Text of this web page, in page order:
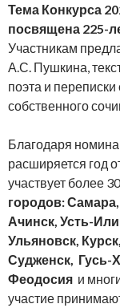
Тема Конкурса
посвящена 225-
Участникам
А.С. Пушкина,
поэта и
собственного
Благодаря
расширяется год
участвует более
городов:
Ачинск, Усть-
Ульяновск,
Судженск, Гусь-
Феодосия и
участие